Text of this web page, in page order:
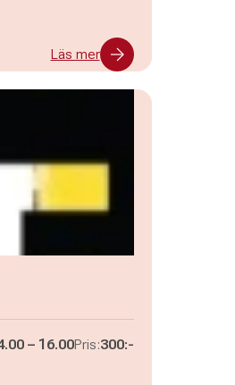
Läs mer
mellan
– och
16.00Pris:300:-